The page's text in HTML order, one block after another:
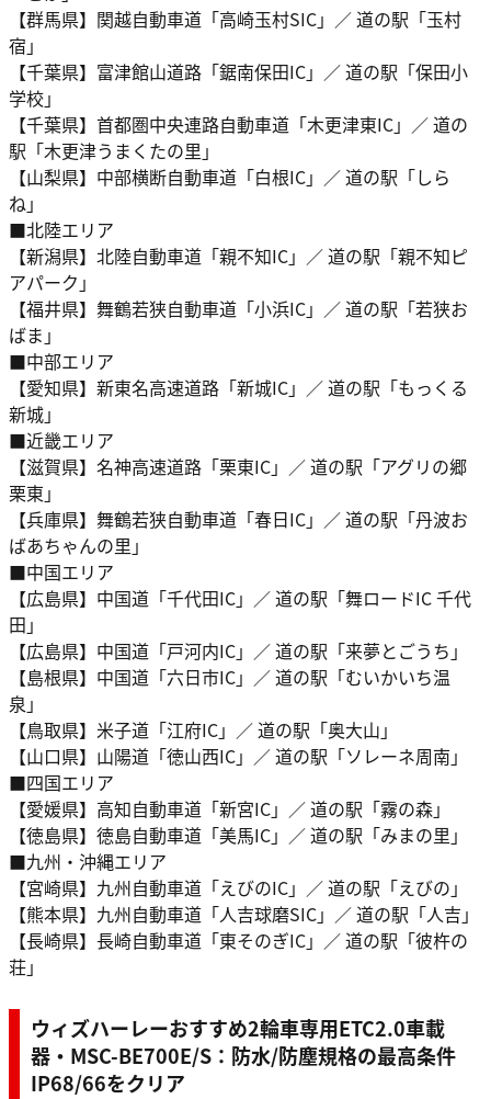
【群馬県】関越自動車道「高崎玉村SIC」／ 道の駅「玉村
宿」
【千葉県】富津館山道路「鋸南保田IC」／ 道の駅「保田小
学校」
【千葉県】首都圏中央連路自動車道「木更津東IC」／ 道の
駅「木更津うまくたの里」
【山梨県】中部横断自動車道「白根IC」／ 道の駅「しら
ね」
■北陸エリア
【新潟県】北陸自動車道「親不知IC」／ 道の駅「親不知ピ
アパーク」
【福井県】舞鶴若狭自動車道「小浜IC」／ 道の駅「若狭お
ばま」
■中部エリア
【愛知県】新東名高速道路「新城IC」／ 道の駅「もっくる
新城」
■近畿エリア
【滋賀県】名神高速道路「栗東IC」／ 道の駅「アグリの郷
栗東」
【兵庫県】舞鶴若狭自動車道「春日IC」／ 道の駅「丹波お
ばあちゃんの里」
■中国エリア
【広島県】中国道「千代田IC」／ 道の駅「舞ロードIC 千代
田」
【広島県】中国道「戸河内IC」／ 道の駅「来夢とごうち」
【島根県】中国道「六日市IC」／ 道の駅「むいかいち温
泉」
【鳥取県】米子道「江府IC」／ 道の駅「奥大山」
【山口県】山陽道「徳山西IC」／ 道の駅「ソレーネ周南」
■四国エリア
【愛媛県】高知自動車道「新宮IC」／ 道の駅「霧の森」
【徳島県】徳島自動車道「美馬IC」／ 道の駅「みまの里」
■九州・沖縄エリア
【宮崎県】九州自動車道「えびのIC」／ 道の駅「えびの」
【熊本県】九州自動車道「人吉球磨SIC」／ 道の駅「人吉」
【長崎県】長崎自動車道「東そのぎIC」／ 道の駅「彼杵の
荘」
ウィズハーレーおすすめ2輪車専用ETC2.0車載
器・MSC-BE700E/S：防水/防塵規格の最高条件
IP68/66をクリア